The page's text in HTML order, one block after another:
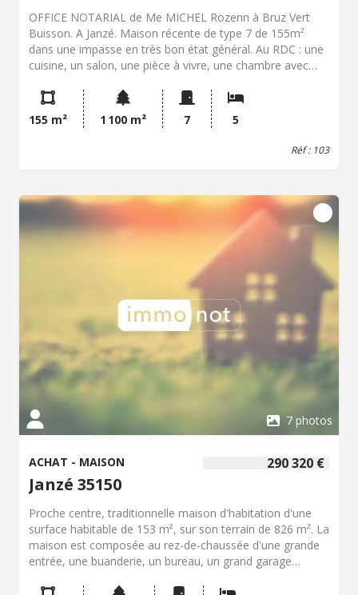
OFFICE NOTARIAL de Me MICHEL Rozenn à Bruz Vert
Buisson. A Janzé. Maison récente de type 7 de 155m²
dans une impasse en très bon état général. Au RDC : une
cuisine, un salon, une pièce à vivre, une chambre avec
quatre chambres, WC, deux salles d'eau. Combles. Grand
jardin. Bonne exposition.
155 m² 1 100 m² 7 5
Réf : 103
7 photos
290 320 €
ACHAT - MAISON
Janzé 35150
Proche centre, traditionnelle maison d'habitation d'une
surface habitable de 153 m², sur son terrain de 826 m². La
maison est composée au rez-de-chaussée d'une grande
entrée, une buanderie, un bureau, un grand garage